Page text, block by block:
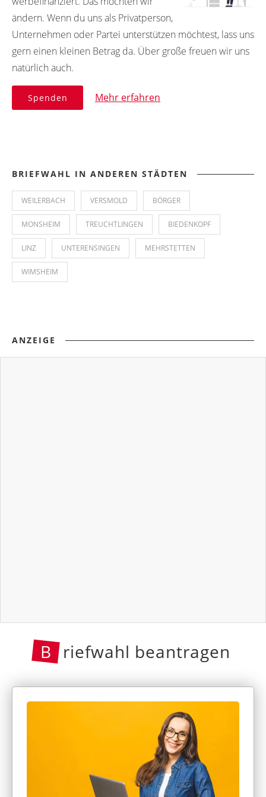
ändern. Wenn du uns als Privatperson,
Unternehmen oder Partei unterstützen möchtest, lass uns
gern einen kleinen Betrag da. Über große freuen wir uns
natürlich auch.
Spenden Mehr erfahren
BRIEFWAHL IN ANDEREN STÄDTEN
WEILERBACH VERSMOLD BÖRGER
MONSHEIM TREUCHTLINGEN BIEDENKOPF
LINZ UNTERENSINGEN MEHRSTETTEN
WIMSHEIM
ANZEIGE
B riefwahl beantragen